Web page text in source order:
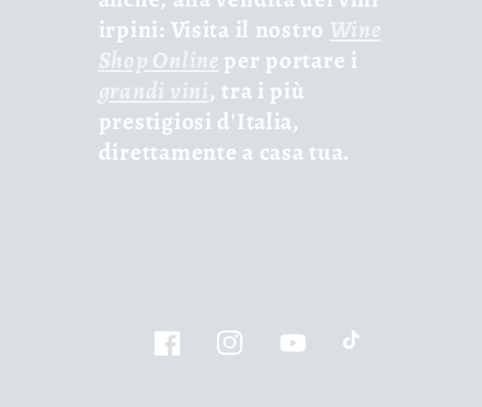
irpini: Visita il nostro Wine
Shop Online per portare i
grandi vini, tra i più
prestigiosi d'Italia,
direttamente a casa tua.
FacebookInstagramYouTubeTikTok